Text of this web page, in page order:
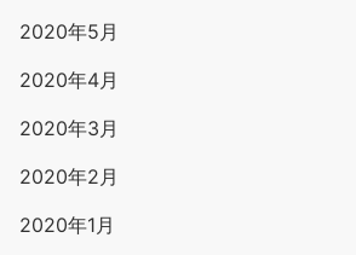
2020年5月
2020年4月
2020年3月
2020年2月
2020年1月